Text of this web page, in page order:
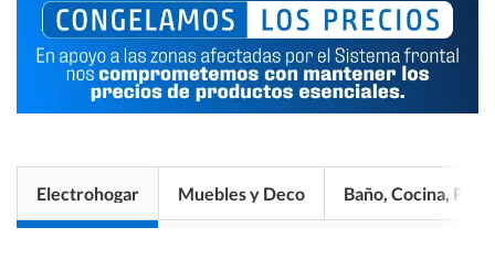
Electrohogar Muebles y Deco Baño, Cocina, Pisos